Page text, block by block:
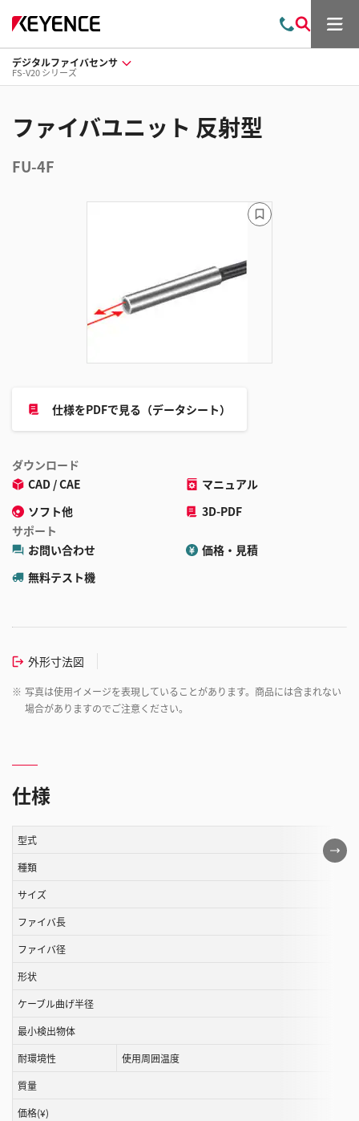
問
わ
索
メ
デジタルファイバセンサ
FS-V20 シリーズ
ファイバユニット 反射型
FU-4F
仕様をPDFで見る（データシート）
ダウンロード
CAD / CAE
マニュアル
ソフト他
3D-PDF
サポート
お問い合わせ
価格・見積
無料テスト機
外形寸法図
※ 写真は使用イメージを表現していることがあります。商品には含まれない
場合がありますのでご注意ください。
ブ
ッ
仕様
こ
の
型式
種類
サイズ
ファイバ長
ファイバ径
形状
ケーブル曲げ半径
最小検出物体
耐環境性
使用周囲温度
質量
価格(¥)